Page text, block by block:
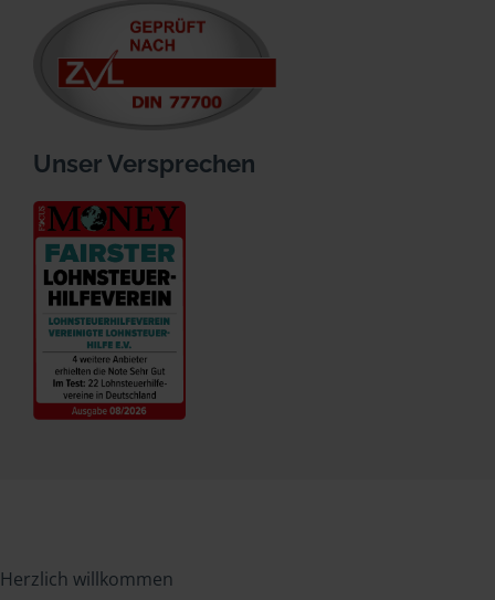
Unser Versprechen
Herzlich willkommen